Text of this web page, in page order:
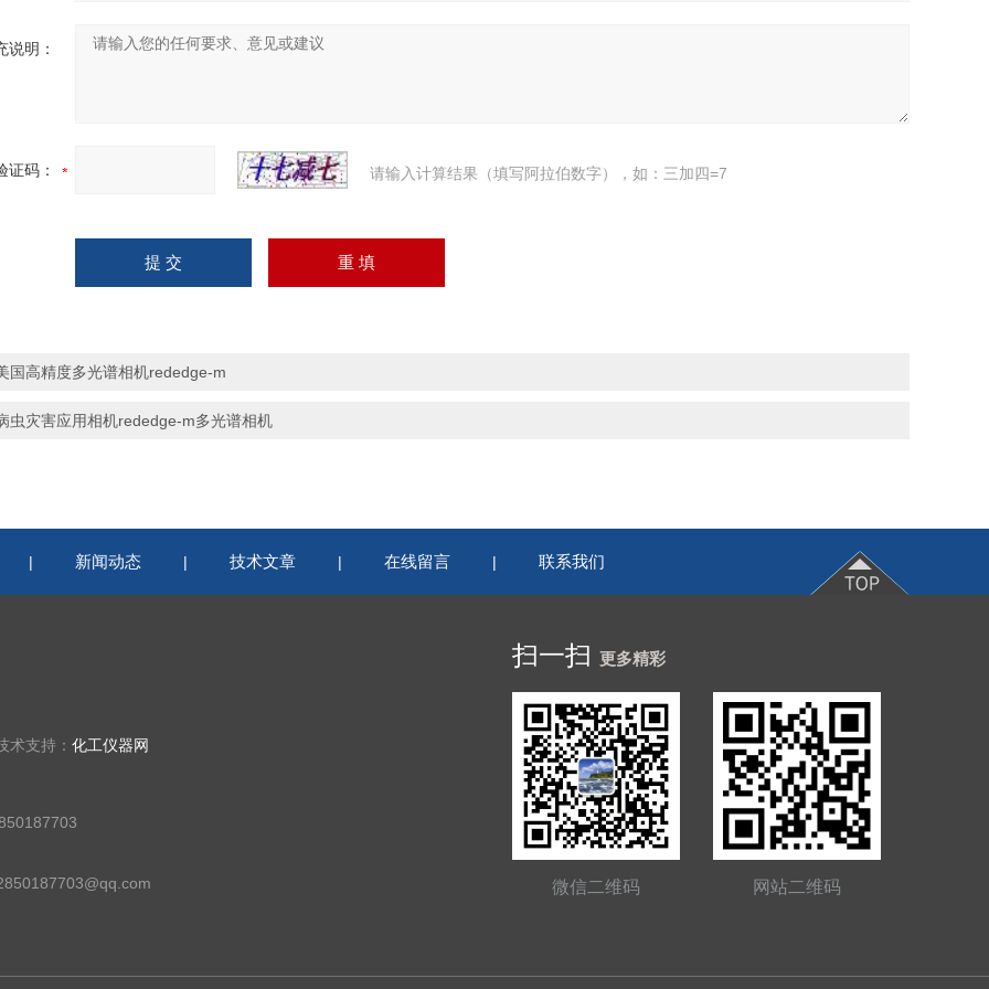
说明：
证码： 请输入计算结果（填写阿拉伯数字），如：三加四=7
国高精度多光谱相机rededge-m
虫灾害应用相机rededge-m多光谱相机
| 新闻动态 | 技术文章 | 在线留言 | 联系我们
支持： 化工仪器网
扫一扫 更多精彩
微信二维码 网站二维码